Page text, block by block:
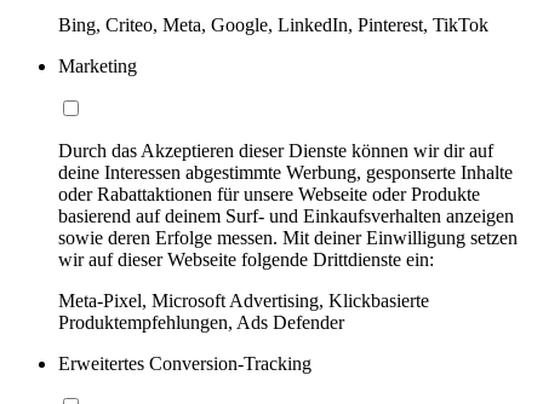
Bing, Criteo, Meta, Google, LinkedIn, Pinterest, TikTok
Marketing
Durch das Akzeptieren dieser Dienste können wir dir auf
deine Interessen abgestimmte Werbung, gesponserte Inhalte
oder Rabattaktionen für unsere Webseite oder Produkte
basierend auf deinem Surf- und Einkaufsverhalten anzeigen
sowie deren Erfolge messen. Mit deiner Einwilligung setzen
wir auf dieser Webseite folgende Drittdienste ein:
Meta-Pixel, Microsoft Advertising, Klickbasierte
Produktempfehlungen, Ads Defender
Erweitertes Conversion-Tracking